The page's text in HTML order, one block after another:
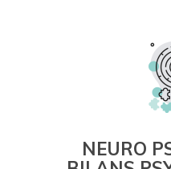
NEURO